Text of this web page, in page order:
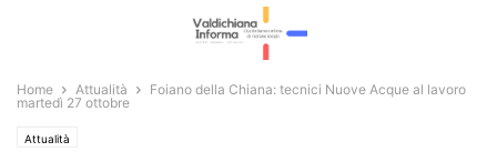
Home Attualità
Foiano della Chiana: tecnici Nuove Acque al lavoro
martedì 27 ottobre
Attualità